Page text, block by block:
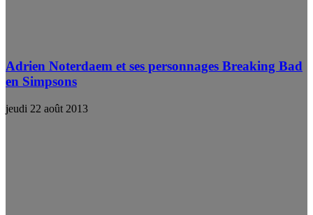
Adrien Noterdaem et ses personnages Breaking Bad
en Simpsons
jeudi 22 août 2013